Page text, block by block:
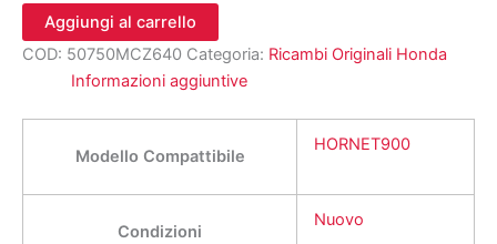
supporto
pedana
principal
quantità
Aggiungi al carrello
COD: 50750MCZ640 Categoria: Ricambi Originali Honda
Informazioni aggiuntive
Modello Compattibile
HORNET900
Condizioni
Nuovo